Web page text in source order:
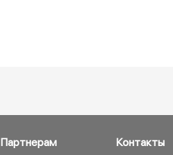
Партнерам Контакты